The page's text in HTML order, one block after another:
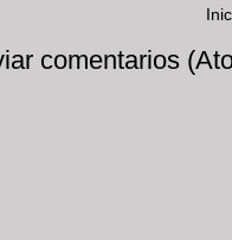
comentarios